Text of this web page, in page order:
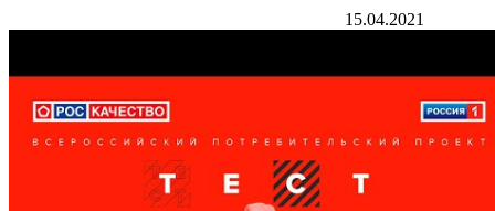
15.04.2021